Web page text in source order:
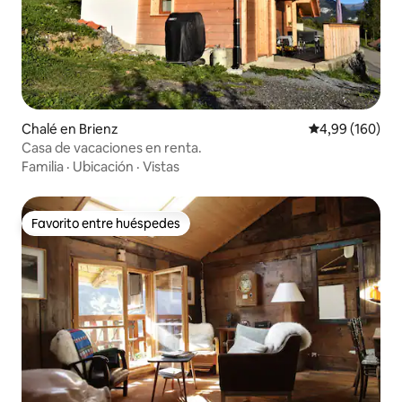
Chalé en Brienz Calificación
4,99 (160)
Casa de vacaciones en renta.
Familia · Ubicación · Vistas
Favorito entre huéspedes
Favorito entre huéspedes